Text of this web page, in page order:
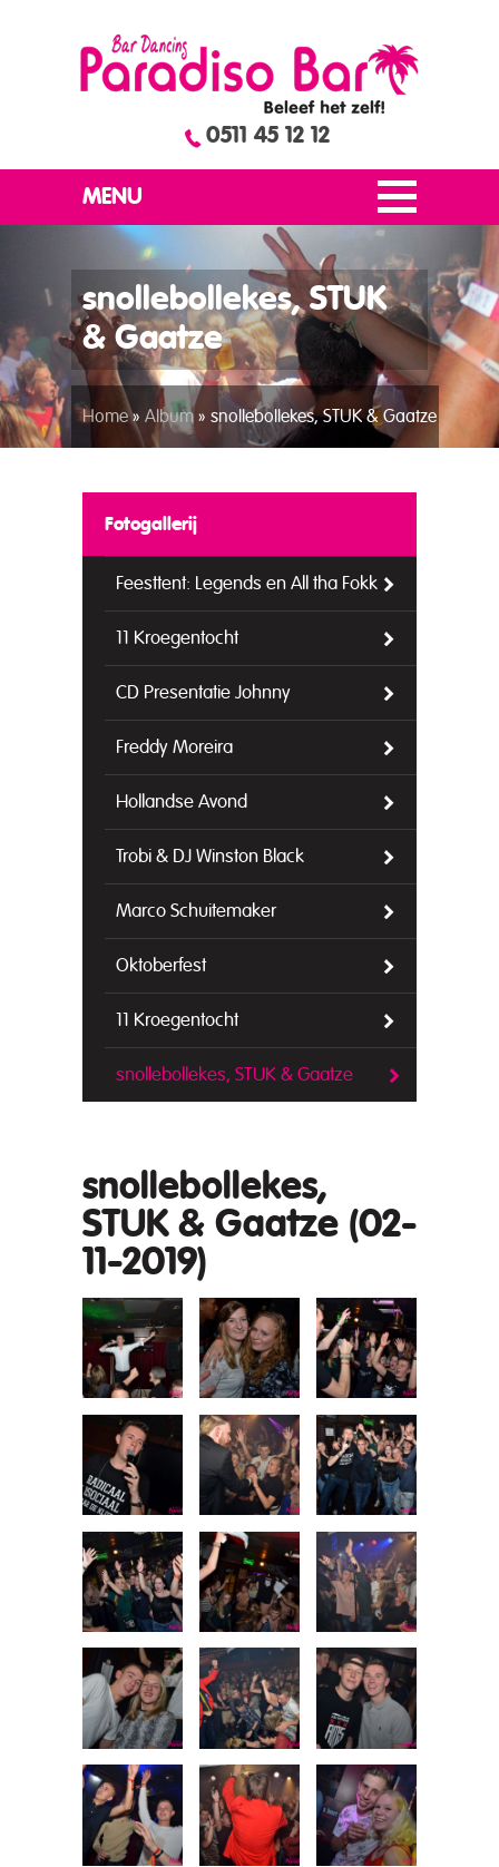
0511 45 12 12
MENU
snollebollekes, STUK
& Gaatze
Home» Album » snollebollekes, STUK & Gaatze
Fotogallerij
Feesttent: Legends en All tha Fokk
11 Kroegentocht
CD Presentatie Johnny
Freddy Moreira
Hollandse Avond
Trobi & DJ Winston Black
Marco Schuitemaker
Oktoberfest
11 Kroegentocht
snollebollekes, STUK & Gaatze
snollebollekes,
STUK & Gaatze (02-
11-2019)